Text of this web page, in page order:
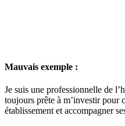
Mauvais exemple :
Je suis une professionnelle de
toujours prête à m’investir pour
établissement et accompagner